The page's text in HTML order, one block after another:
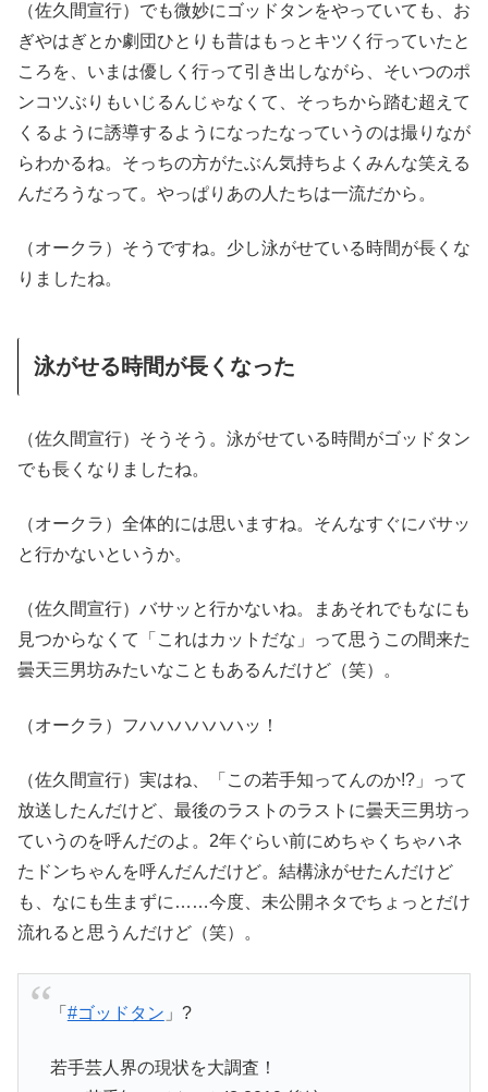
（佐久間宣行）でも微妙にゴッドタンをやっていても、お
ぎやはぎとか劇団ひとりも昔はもっとキツく行っていたと
ころを、いまは優しく行って引き出しながら、そいつのポ
ンコツぶりもいじるんじゃなくて、そっちから踏む超えて
くるように誘導するようになったなっていうのは撮りなが
らわかるね。そっちの方がたぶん気持ちよくみんな笑える
んだろうなって。やっぱりあの人たちは一流だから。
（オークラ）そうですね。少し泳がせている時間が長くな
りましたね。
泳がせる時間が長くなった
（佐久間宣行）そうそう。泳がせている時間がゴッドタン
でも長くなりましたね。
（オークラ）全体的には思いますね。そんなすぐにバサッ
と行かないというか。
（佐久間宣行）バサッと行かないね。まあそれでもなにも
見つからなくて「これはカットだな」って思うこの間来た
曇天三男坊みたいなこともあるんだけど（笑）。
（オークラ）フハハハハハハッ！
（佐久間宣行）実はね、「この若手知ってんのか!?」って
放送したんだけど、最後のラストのラストに曇天三男坊っ
ていうのを呼んだのよ。2年ぐらい前にめちゃくちゃハネ
たドンちゃんを呼んだんだけど。結構泳がせたんだけど
も、なにも生まずに……今度、未公開ネタでちょっとだけ
流れると思うんだけど（笑）。
「 #ゴッドタン 」?
若手芸人界の現状を大調査！